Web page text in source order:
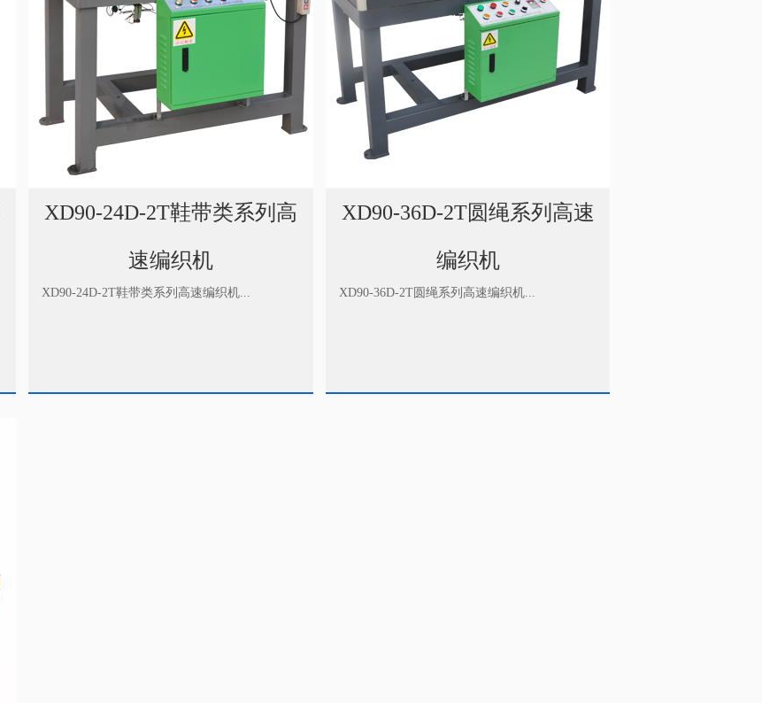
XD90-24D-2T鞋带类系列高
速编织机
XD90-24D-2T鞋带类系列高速编织机...
XD90-36D-2T圆绳系列高速
编织机
XD90-36D-2T圆绳系列高速编织机...